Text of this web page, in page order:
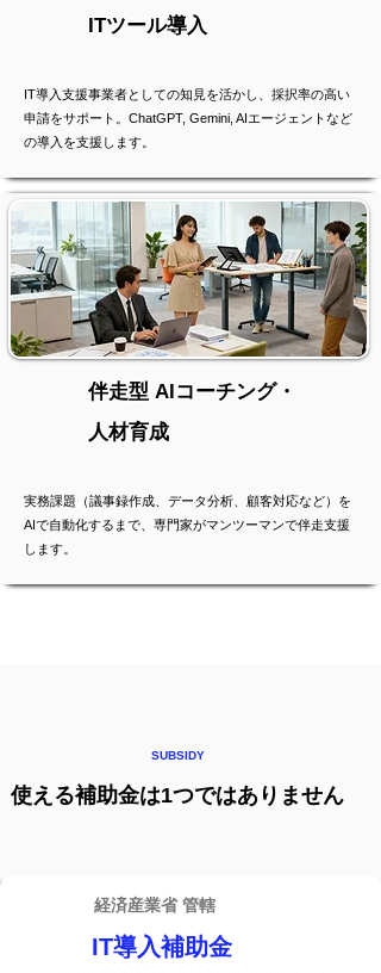
ITツール導入
IT導入支援事業者としての知見を活かし、採択率の高い
申請をサポート。ChatGPT, Gemini, AIエージェントなど
の導入を支援します。
伴走型 AIコーチング・
人材育成
実務課題（議事録作成、データ分析、顧客対応など）を
AIで自動化するまで、専門家がマンツーマンで伴走支援
します。
SUBSIDY
使える補助金は1つではありません
経済産業省 管轄
IT導入補助金